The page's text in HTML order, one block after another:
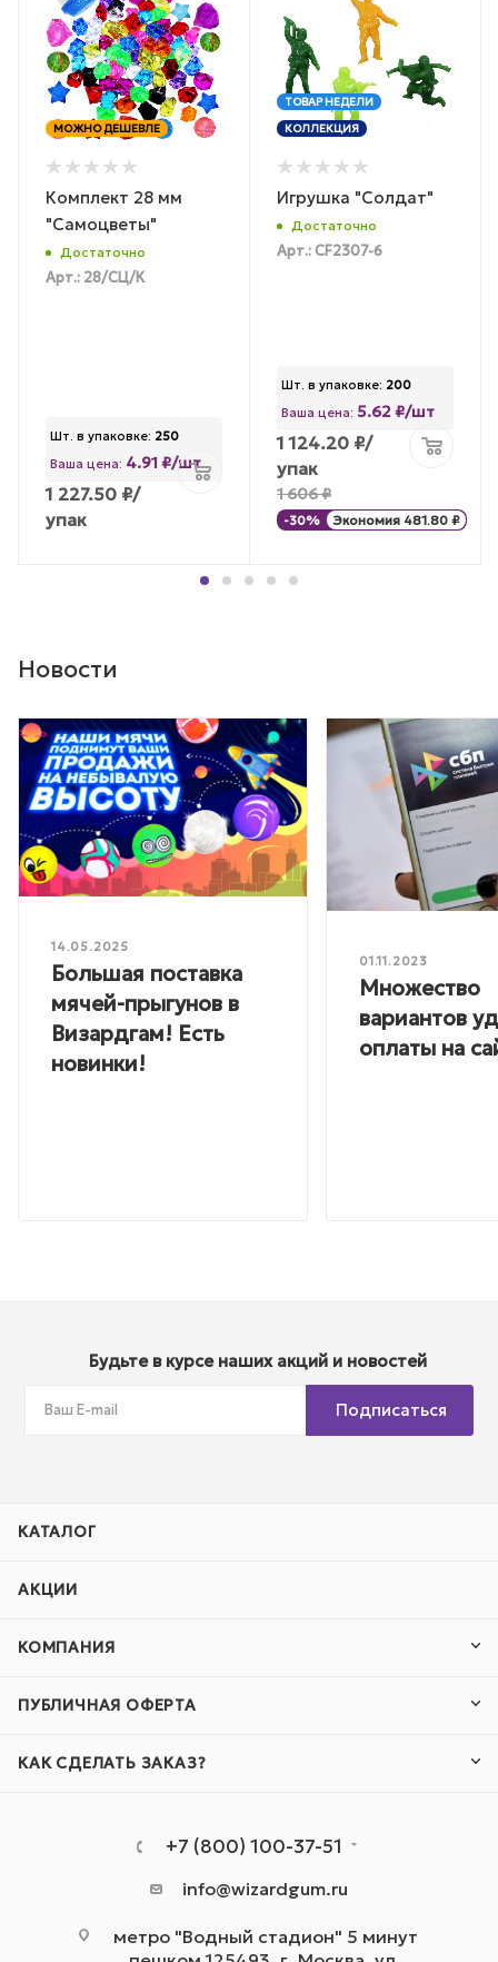
МОЖНО ДЕШЕВЛЕ
Комплект 28 мм
"Самоцветы"
Достаточно
Арт.: 28/СЦ/К
Шт. в упаковке: 250
Ваша цена: 4.91 ₽/шт
1 227.50 ₽/
упак
ТОВАР НЕДЕЛИ
КОЛЛЕКЦИЯ
Игрушка "Солдат"
Достаточно
Арт.: CF2307-6
Шт. в упаковке: 200
Ваша цена: 5.62 ₽/шт
1 124.20 ₽/
упак
1 606₽
-30% Экономия 481.80 ₽
Новости
14.05.2025
Большая поставка
мячей-прыгунов в
Визардгам! Есть
новинки!
01.11.2023
Множество
вариантов
оплаты на
Будьте в курсе наших акций и новостей
Подписаться
КАТАЛОГ
АКЦИИ
КОМПАНИЯ
ПУБЛИЧНАЯ ОФЕРТА
КАК СДЕЛАТЬ ЗАКАЗ?
+7 (800) 100-37-51
info@wizardgum.ru
метро "Водный стадион" 5 минут